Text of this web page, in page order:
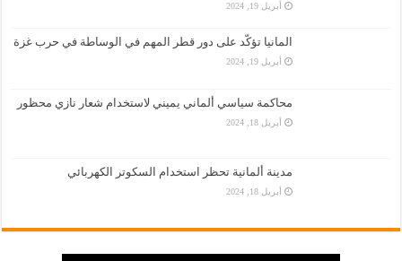
أبريل 19, 2024
المانيا تؤكّد على دور قطر المهم في الوساطة في حرب غزة
أبريل 19, 2024
محاكمة سياسي ألماني يميني لاستخدام شعار نازي محظور
أبريل 18, 2024
مدينة ألمانية تحظر استخدام السكوتر الكهربائي
أبريل 18, 2024